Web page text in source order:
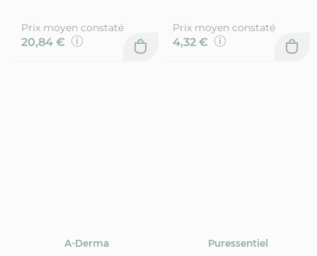
Prix moyen constaté
20,84 €
Prix moyen constaté
4,32 €
A-Derma
Puressentiel